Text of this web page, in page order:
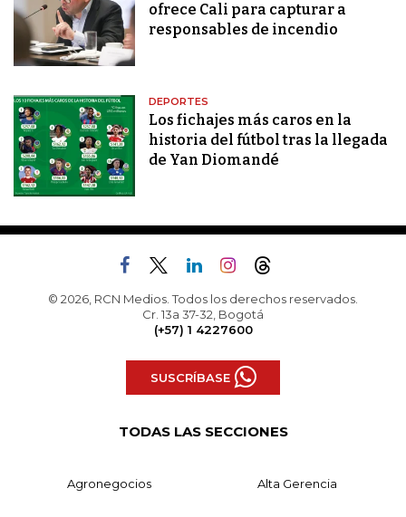
ofrece Cali para capturar a
responsables de incendio
DEPORTES
Los fichajes más caros en la
historia del fútbol tras la llegada
de Yan Diomandé
© 2026, RCN Medios. Todos los derechos reservados.
Cr. 13a 37-32, Bogotá
(+57) 1 4227600
SUSCRÍBASE
TODAS LAS SECCIONES
Agronegocios Alta Gerencia